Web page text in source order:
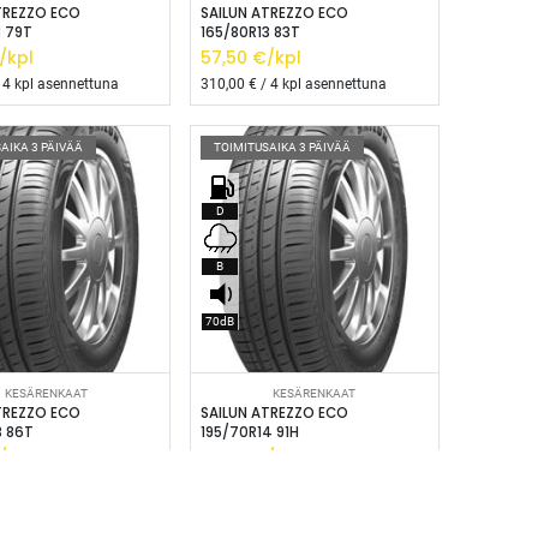
ECO
79T
kpl
kpl asennettuna
SAILUN ATREZZO ECO
165/80R13 83T
57,50 €/kpl
310,00 € / 4 kpl asennettuna
3 PÄIVÄÄ
ostoskoriin
KESÄRENKAAT
ECO
86T
TOIMITUSAIKA 3 PÄIVÄÄ
D
B
70dB
Lisää ostoskoriin
KESÄRENKAAT
SAILUN ATREZZO ECO
195/70R14 91H
€/kpl